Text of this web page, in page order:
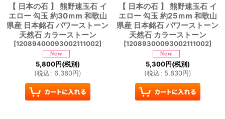
【 日本の石 】 熊野速玉石 イ
エロー 勾玉 約30ｍm 和歌山
県産 日本銘石 パワーストーン
天然石 カラーストーン
[12089400093002111002]
5,800円(税別)
(税込: 6,380円)
【 日本の石 】 熊野速玉石 イ
エロー 勾玉 約25ｍm 和歌山
県産 日本銘石 パワーストーン
天然石 カラーストーン
[12089300093002111002]
5,300円(税別)
(税込: 5,830円)